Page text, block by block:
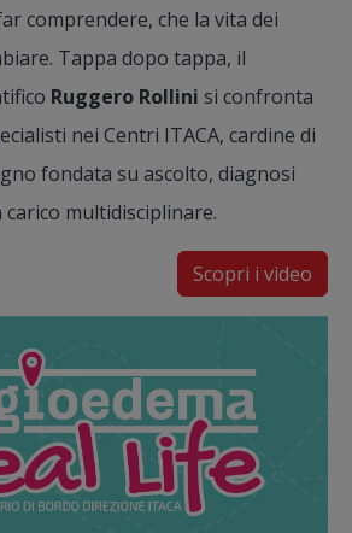
comprendere, che la vita dei
Tappa dopo tappa, il
Ruggero Rollini si confronta
nei Centri ITACA, cardine di
fondata su ascolto, diagnosi
carico multidisciplinare.
Scopri i video